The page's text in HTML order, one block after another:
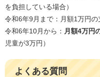
を負担している場合）
令和6年9月まで：月額1万円の
令和6年10月から： 月額4万円
児童が3万円）
よくある質問